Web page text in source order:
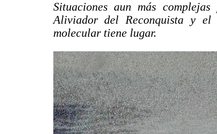
Situaciones aun más
Aliviador del Reconquista y el
molecular tiene lugar.